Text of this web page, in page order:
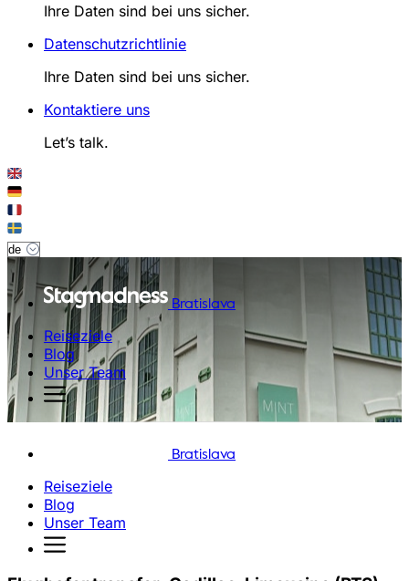
Ihre Daten sind bei uns sicher.
Datenschutzrichtlinie
Ihre Daten sind bei uns sicher.
Kontaktiere uns
Let’s talk.
Bratislava
Reiseziele
Blog
Unser Team
Bratislava
Reiseziele
Blog
Unser Team